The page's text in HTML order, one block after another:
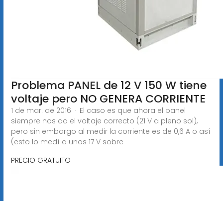
Problema PANEL de 12 V 150 W tiene
voltaje pero NO GENERA CORRIENTE
1 de mar. de 2016 · El caso es que ahora el panel
siempre nos da el voltaje correcto (21 V a pleno sol),
pero sin embargo al medir la corriente es de 0,6 A o así
(esto lo medí a unos 17 V sobre
PRECIO GRATUITO